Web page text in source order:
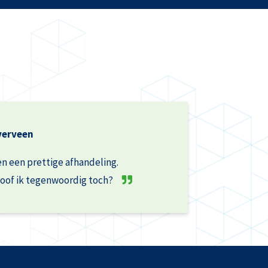
een prettige afhandeling.
ik tegenwoordig toch?